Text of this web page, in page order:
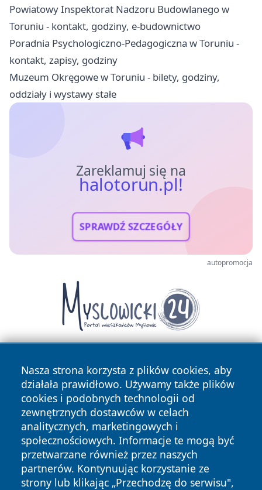
Powiatowy Inspektorat Nadzoru Budowlanego w
Toruniu - kontakt, godziny, e-budownictwo
Poradnia Psychologiczno-Pedagogiczna w Toruniu -
kontakt, zapisy, godziny
Muzeum Okręgowe w Toruniu - bilety, godziny,
oddziały i wystawy stałe
Zareklamuj się na
halotorun.pl!
SPRAWDŹ SZCZEGÓŁY
autopromocja
Nasza strona korzysta z plików cookies, aby
działała prawidłowo. Używamy także plików
cookies i podobnych technologii od
zewnętrznych dostawców w celach
analitycznych, marketingowych i
społecznościowych. Informacje te mogą być
przetwarzane również przez naszych
partnerów. Kontynuując korzystanie ze
strony lub klikając „Przechodzę do serwisu",
Copyright © 2026 halotorun.pl Wszystkie prawa zastrzeżone.
News Autorzy
Polityka
Prywatności
Polityka
Cookies